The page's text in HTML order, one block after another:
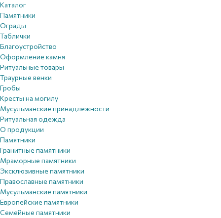
Каталог
Памятники
Ограды
Таблички
Благоустройствo
Оформление камня
Ритуальные товары
Траурные венки
Гробы
Кресты на могилу
Мусульманские принадлежности
Ритуальная одежда
О продукции
Памятники
Гранитные памятники
Мраморные памятники
Эксклюзивные памятники
Православные памятники
Мусульманские памятники
Европейские памятники
Семейные памятники